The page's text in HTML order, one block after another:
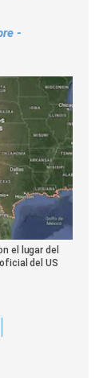
-
el lugar del
del US